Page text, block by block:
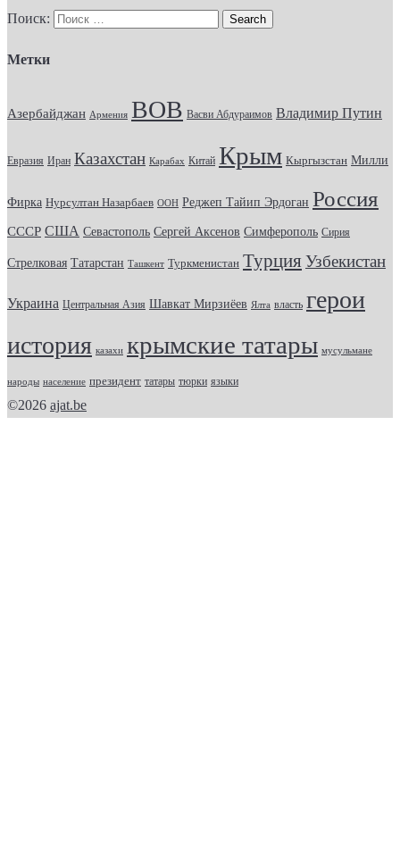
Поиск:
Метки
Азербайджан Армения ВОВ Васви Абдураимов Владимир Путин
Евразия Иран Казахстан Карабах Китай Крым Кыргызстан Милли
Фирка Нурсултан Назарбаев ООН Реджеп Тайип Эрдоган Россия
СССР США Севастополь Сергей Аксенов Симферополь Сирия
Стрелковая Татарстан Ташкент Туркменистан Турция Узбекистан
Украина Центральная Азия Шавкат Мирзиёев Ялта власть герои
история казахи крымские татары мусульмане
народы население президент татары тюрки языки
©2026 ajat.be